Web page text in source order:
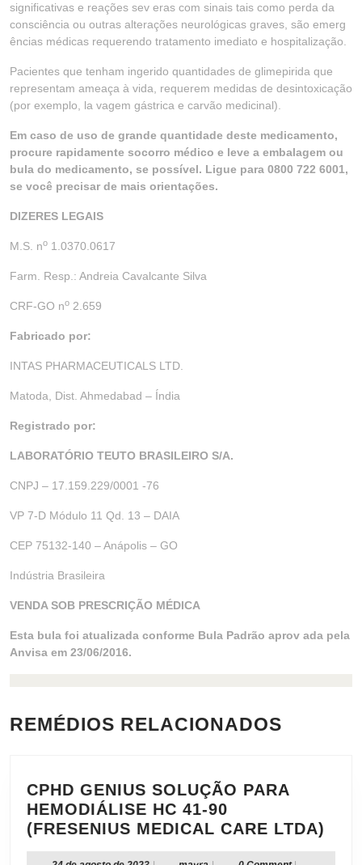
significativas e reações sev eras com sinais tais como perda da
consciência ou outras alterações neurológicas graves, são emerg
ências médicas requerendo tratamento imediato e hospitalização.
Pacientes que tenham ingerido quantidades de glimepirida que
representam ameaça à vida, requerem medidas de desintoxicação
(por exemplo, la vagem gástrica e carvão medicinal).
Em caso de uso de grande quantidade deste medicamento,
procure rapidamente socorro médico e leve a embalagem ou
bula do medicamento, se possível. Ligue para 0800 722 6001,
se você precisar de mais orientações.
DIZERES LEGAIS
M.S. no 1.0370.0617
Farm. Resp.: Andreia Cavalcante Silva
CRF-GO no 2.659
Fabricado por:
INTAS PHARMACEUTICALS LTD.
Matoda, Dist. Ahmedabad – Índia
Registrado por:
LABORATÓRIO TEUTO BRASILEIRO S/A.
CNPJ – 17.159.229/0001 -76
VP 7-D Módulo 11 Qd. 13 – DAIA
CEP 75132-140 – Anápolis – GO
Indústria Brasileira
VENDA SOB PRESCRIÇÃO MÉDICA
Esta bula foi atualizada conforme Bula Padrão aprov ada pela
Anvisa em 23/06/2016.
REMÉDIOS RELACIONADOS
CPHD GENIUS SOLUÇÃO PARA
HEMODIÁLISE HC 41-90
(FRESENIUS MEDICAL CARE LTDA)